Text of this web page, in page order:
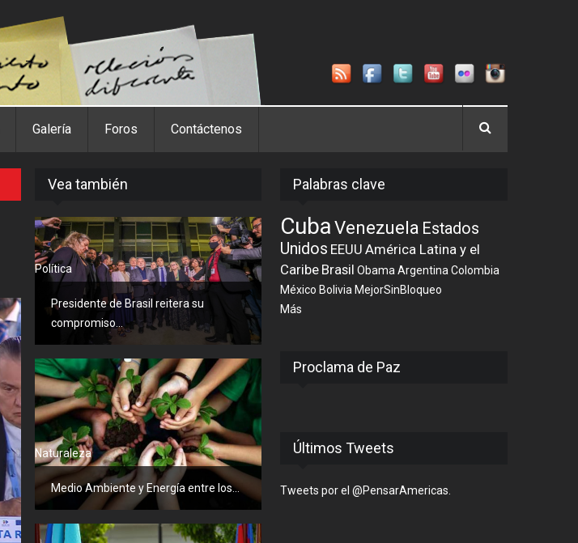
Galería Foros Contáctenos
Vea también
Política
Presidente de Brasil reitera su
compromiso...
Naturaleza
Medio Ambiente y Energía entre los...
Palabras clave
CubaVenezuela Estados
Unidos EEUU América Latina y el
Caribe Brasil Obama Argentina Colombia
México Bolivia MejorSinBloqueo
Más
Proclama de Paz
Últimos Tweets
Tweets por el @PensarAmericas.